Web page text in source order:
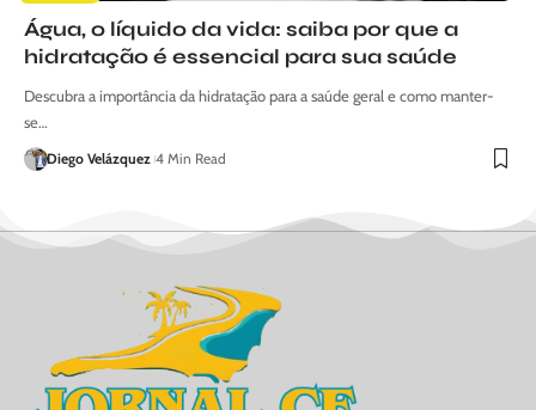
Água, o líquido da vida: saiba por que a
hidratação é essencial para sua saúde
Descubra a importância da hidratação para a saúde geral e como manter-
se…
Diego Velázquez 4 Min Read